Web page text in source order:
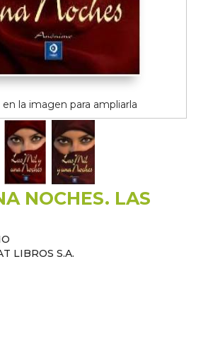
en la imagen para ampliarla
NOCHES. LAS
LIBROS S.A.